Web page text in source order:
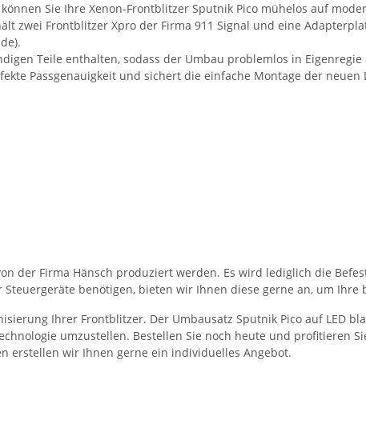
Sie Ihre Xenon-Frontblitzer Sputnik Pico mühelos auf
zwei Frontblitzer Xpro der Firma 911 Signal und eine
Teile enthalten, sodass der Umbau problemlos in
Passgenauigkeit und sichert die einfache Montage der
der Firma Hänsch produziert werden. Es wird lediglich die
benötigen, bieten wir Ihnen diese gerne an, um
Ihrer Frontblitzer. Der Umbausatz Sputnik Pico auf LED
umzustellen. Bestellen Sie noch heute und profitieren
erstellen wir Ihnen gerne ein individuelles Angebot.